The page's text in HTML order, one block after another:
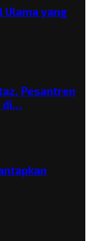
Ulama yang
Pesantren
di…